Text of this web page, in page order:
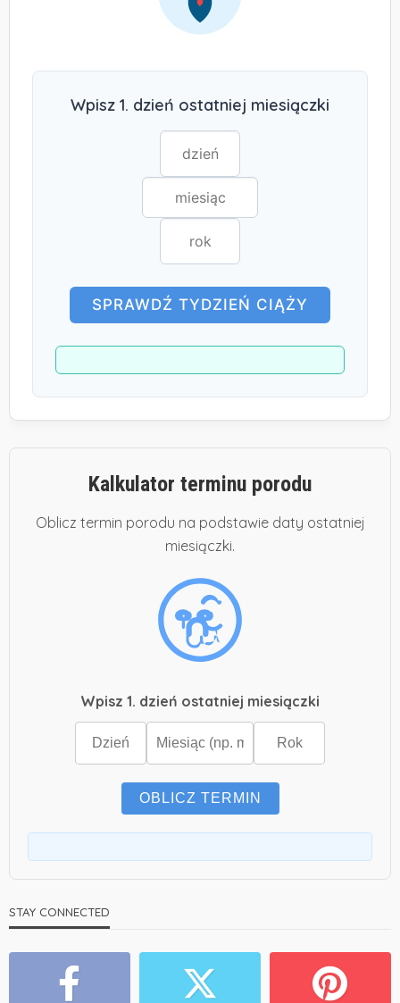
Wpisz 1. dzień ostatniej miesiączki
SPRAWDŹ TYDZIEŃ CIĄŻY
Kalkulator terminu porodu
Oblicz termin porodu na podstawie daty ostatniej
miesiączki.
Wpisz 1. dzień ostatniej miesiączki
OBLICZ TERMIN
STAY CONNECTED